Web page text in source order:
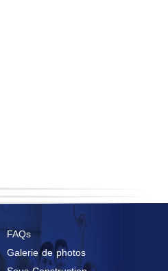
FAQs
Galerie de photos